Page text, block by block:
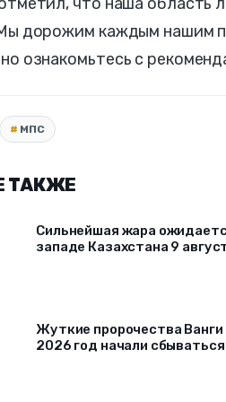
что наша область
дорожим каждым нашим
ознакомьтесь с
МПС
ТАКЖЕ
Сильнейшая жара
западе Казахстана 9
Жуткие пророчества Ванги
2026 год начали сбываться